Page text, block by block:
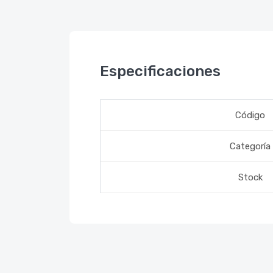
Especificaciones
Código
Categoría
Stock